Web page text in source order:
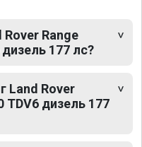
Range
177 лс?
Land Rover
TDV6 дизель 177